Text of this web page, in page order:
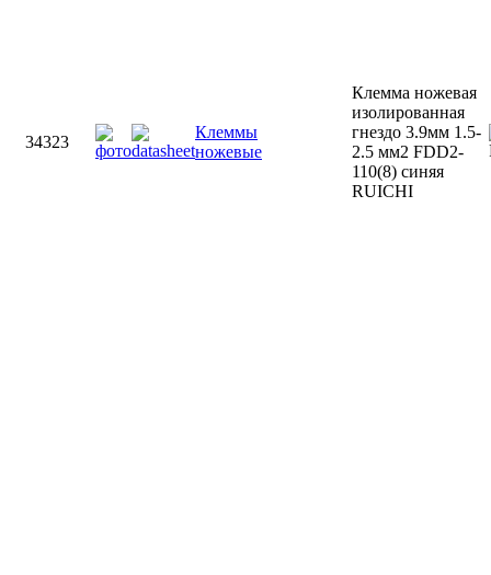
34323
Клеммы
ножевые
Клемма ножевая
изолированная
гнездо 3.9мм 1.5-
2.5 мм2 FDD2-
110(8) синяя
RUICHI